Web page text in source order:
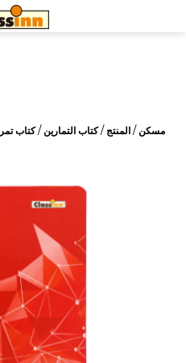
مسكن /المنتج /كتاب التمارين /كتاب